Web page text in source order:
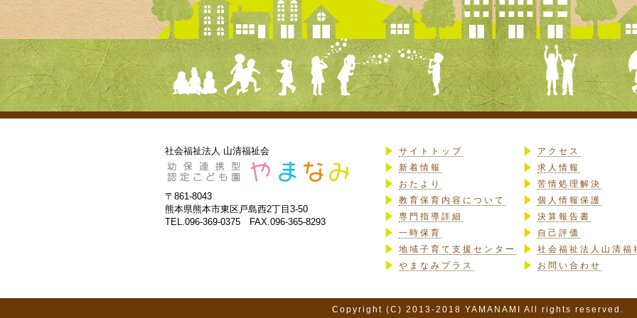
社会福祉法人 山清福祉会
〒861-8043
熊本県熊本市東区戸島西2丁目3-50
TEL.096-369-0375 FAX.096-365-8293
サイトトップ
新着情報
おたより
教育保育内容について
専門指導詳細
一時保育
地域子育て支援センター
やまなみプラス
アクセス
求人情報
苦情処理解決
個人情報保護
決算報告書
自己評価
社会福祉法人山清福
お問い合わせ
Copyright (C) 2013-2018 YAMANAMI All rights reserved.